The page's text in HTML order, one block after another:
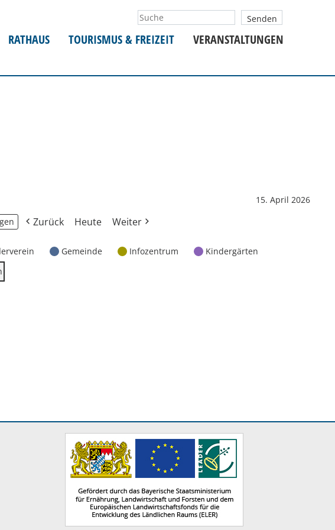
RATHAUS TOURISMUS & FREIZEIT VERANSTALTUNGEN
15. April 2026
Zurück Heute Weiter
Gemeinde Infozentrum
Kindergärten